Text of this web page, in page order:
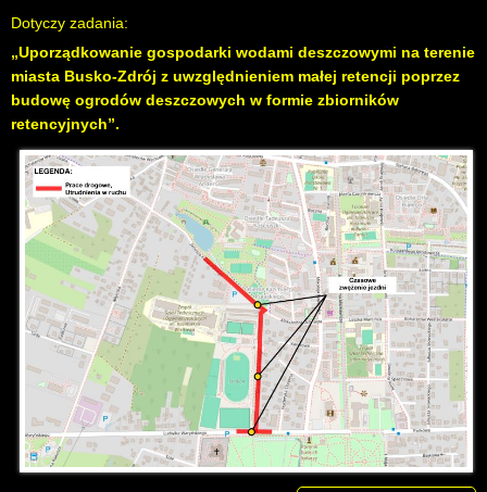
Dotyczy zadania:
„Uporządkowanie gospodarki wodami deszczowymi na terenie
miasta Busko-Zdrój z uwzględnieniem małej retencji poprzez
budowę ogrodów deszczowych w formie zbiorników
retencyjnych”.